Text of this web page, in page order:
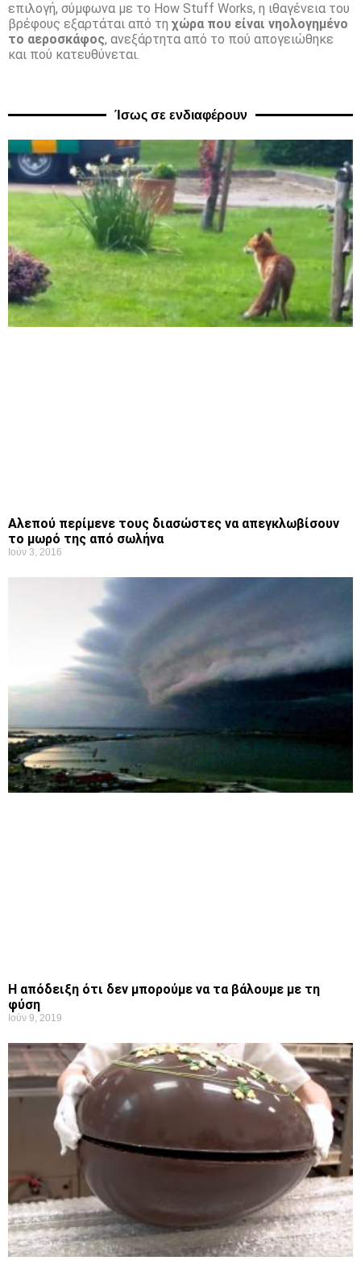
επιλογή, σύμφωνα με το How Stuff Works, η ιθαγένεια του
βρέφους εξαρτάται από τη χώρα που είναι νηολογημένο
το αεροσκάφος, ανεξάρτητα από το πού απογειώθηκε
και πού κατευθύνεται.
Ίσως σε ενδιαφέρουν
Αλεπού περίμενε τους διασώστες να απεγκλωβίσουν
το μωρό της από σωλήνα
Ιούν 3, 2016
Η απόδειξη ότι δεν μπορούμε να τα βάλουμε με τη
φύση
Ιούν 9, 2019